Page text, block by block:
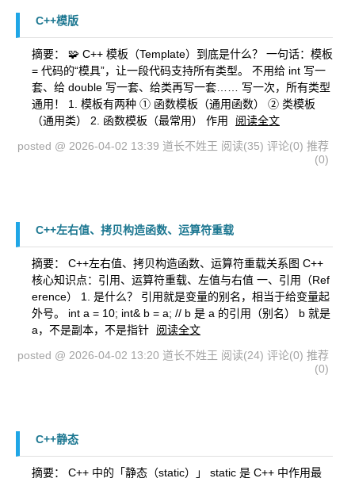
C++模版
摘要： 🧩 C++ 模板（Template）到底是什么？ 一句话：模板
= 代码的“模具”，让一段代码支持所有类型。 不用给 int 写一
套、给 double 写一套、给类再写一套…… 写一次，所有类型
通用！ 1. 模板有两种 ① 函数模板（通用函数） ② 类模板
（通用类） 2. 函数模板（最常用） 作用
阅读全文
posted @ 2026-04-02 13:39 道长不姓王 阅读(35) 评论(0) 推荐
(0)
C++左右值、拷贝构造函数、运算符重载
摘要： C++左右值、拷贝构造函数、运算符重载关系图 C++
核心知识点：引用、运算符重载、左值与右值 一、引用（Ref
erence） 1. 是什么？ 引用就是变量的别名，相当于给变量起
外号。 int a = 10; int& b = a; // b 是 a 的引用（别名） b 就是
a，不是副本，不是指针
阅读全文
posted @ 2026-04-02 13:20 道长不姓王 阅读(24) 评论(0) 推荐
(0)
C++静态
摘要： C++ 中的「静态（static）」 static 是 C++ 中作用最